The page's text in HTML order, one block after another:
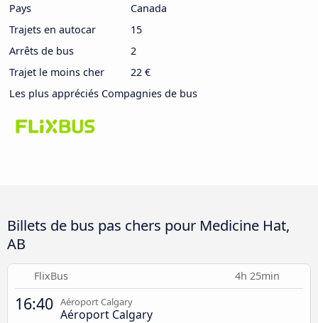
Pays
Canada
Trajets en autocar
15
Arrêts de bus
2
Trajet le moins cher
22 €
Les plus appréciés Compagnies de bus
Billets de bus pas chers pour Medicine Hat,
AB
FlixBus 4h 25min
16:40 Aéroport Calgary
Aéroport Calgary